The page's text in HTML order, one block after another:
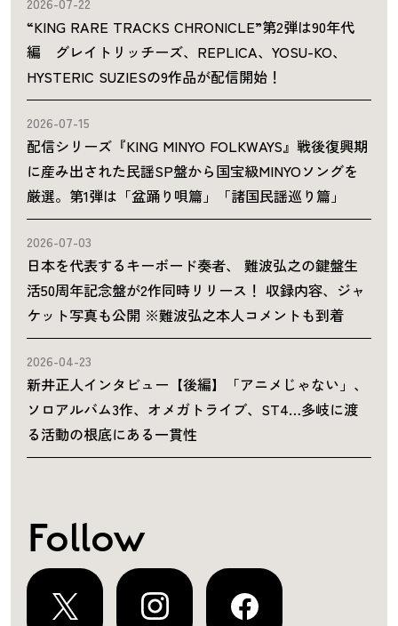
“KING RARE TRACKS CHRONICLE”第2弾は90年代
編 グレイトリッチーズ、REPLICA、YOSU-KO、
HYSTERIC SUZIESの9作品が配信開始！
2026-07-15
配信シリーズ『KING MINYO FOLKWAYS』戦後復興期
に産み出された民謡SP盤から国宝級MINYOソングを
厳選。第1弾は「盆踊り唄篇」「諸国民謡巡り篇」
2026-07-03
日本を代表するキーボード奏者、 難波弘之の鍵盤生
活50周年記念盤が2作同時リリース！ 収録内容、ジャ
ケット写真も公開 ※難波弘之本人コメントも到着
2026-04-23
新井正人インタビュー【後編】「アニメじゃない」、
ソロアルバム3作、オメガトライブ、ST4…多岐に渡
る活動の根底にある一貫性
Follow